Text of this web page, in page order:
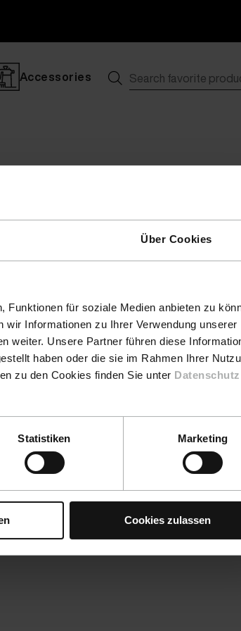
Über Cookies
Funktionen für soziale Medien anbieten zu
Informationen zu Ihrer Verwendung unserer
weiter. Unsere Partner führen diese
haben oder die sie im Rahmen Ihrer
zu den Cookies finden Sie unter Datenschutz
Statistiken Marketing
Cookies zulassen
Accessories